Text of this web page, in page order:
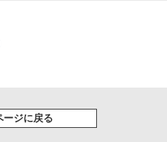
アウトレット 新品SSD最大1TB
選択可中古デスクトッ
持ち運び 壁掛けに対応 Switc
C/標準HDMI対応【選べる種
Basic)
ットボトル 500ミリリットル (Sm
ージに戻る